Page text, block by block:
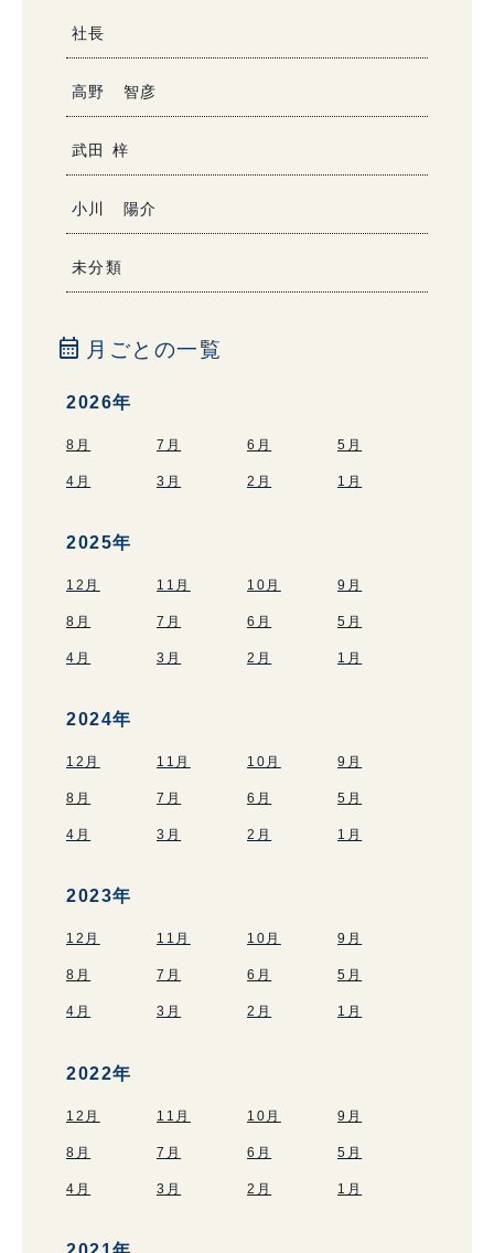
社長
高野 智彦
武田 梓
小川 陽介
未分類
calendar_month 月ごとの一覧
2026年
8月 7月 6月 5月
4月 3月 2月 1月
2025年
12月 11月 10月 9月
8月 7月 6月 5月
4月 3月 2月 1月
2024年
12月 11月 10月 9月
8月 7月 6月 5月
4月 3月 2月 1月
2023年
12月 11月 10月 9月
8月 7月 6月 5月
4月 3月 2月 1月
2022年
12月 11月 10月 9月
8月 7月 6月 5月
4月 3月 2月 1月